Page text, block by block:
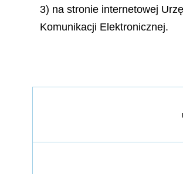
3) na stronie internetowej
Komunikacji Elektronicznej.